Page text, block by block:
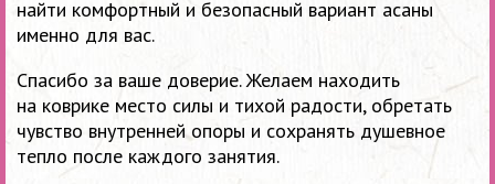
найти комфортный и безопасный вариант асаны
именно для вас.
Спасибо за ваше доверие. Желаем находить
на коврике место силы и тихой радости, обретать
чувство внутренней опоры и сохранять душевное
тепло после каждого занятия.